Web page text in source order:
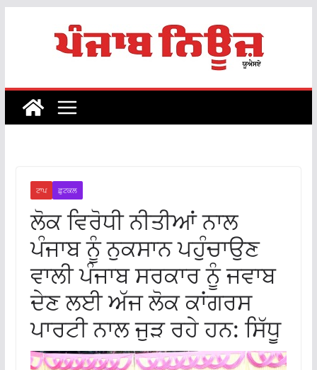
ਟਾਪ ਫ਼ੁਟਕਲ
ਲੋਕ ਵਿਰੋਧੀ ਨੀਤੀਆਂ ਨਾਲ
ਪੰਜਾਬ ਨੂੰ ਨੁਕਸਾਨ ਪਹੁੰਚਾਉਣ
ਵਾਲੀ ਪੰਜਾਬ ਸਰਕਾਰ ਨੂੰ ਜਵਾਬ
ਦੇਣ ਲਈ ਅੱਜ ਲੋਕ ਕਾਂਗਰਸ
ਪਾਰਟੀ ਨਾਲ ਜੁੜ ਰਹੇ ਹਨ: ਸਿੱਧੂ